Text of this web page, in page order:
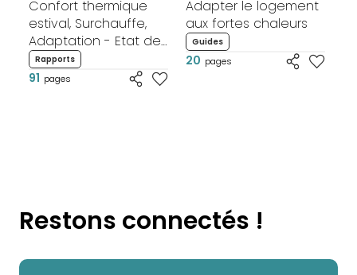
Confort thermique
estival, Surchauffe,
Adaptation - Etat de
l'art RENOPTIM
Rapports
91 pages
Adapter le logement
aux fortes chaleurs
Guides
20 pages
Restons connectés !